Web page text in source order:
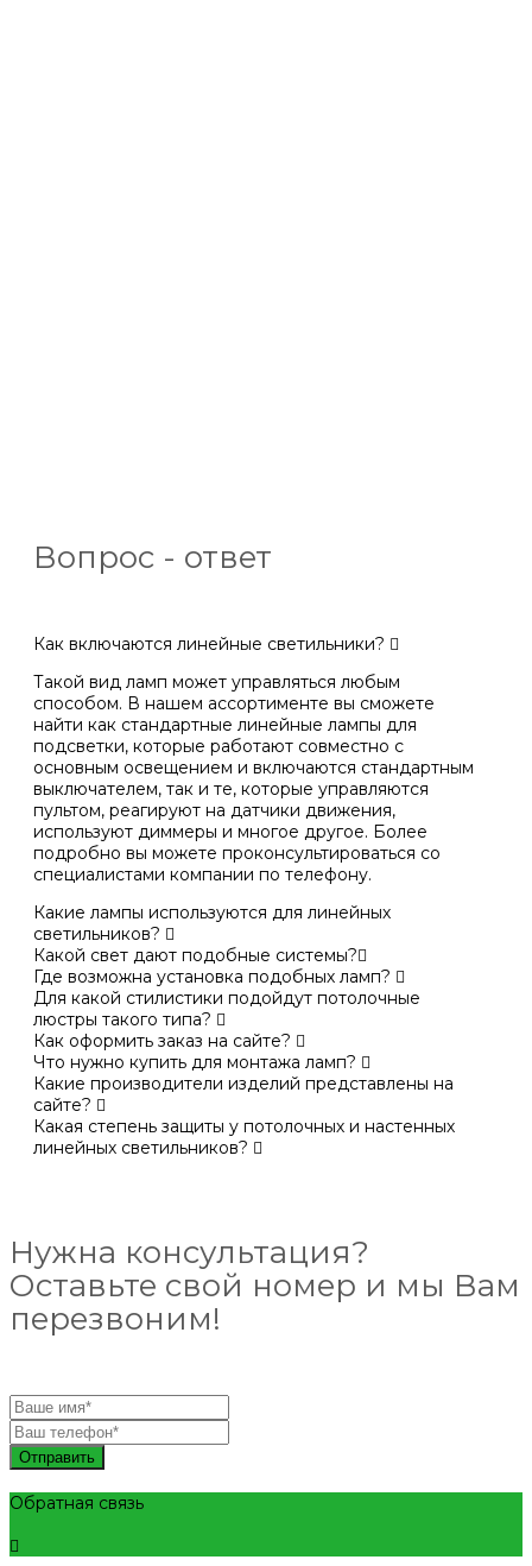
Вопрос - ответ
Как включаются линейные светильники?
Такой вид ламп может управляться любым
способом. В нашем ассортименте вы сможете
найти как стандартные линейные лампы для
подсветки, которые работают совместно с
основным освещением и включаются стандартным
выключателем, так и те, которые управляются
пультом, реагируют на датчики движения,
используют диммеры и многое другое. Более
подробно вы можете проконсультироваться со
специалистами компании по телефону.
Какие лампы используются для линейных
светильников?
Какой свет дают подобные системы?
Где возможна установка подобных ламп?
Для какой стилистики подойдут потолочные
люстры такого типа?
Как оформить заказ на сайте?
Что нужно купить для монтажа ламп?
Какие производители изделий представлены на
сайте?
Какая степень защиты у потолочных и настенных
линейных светильников?
Нужна консультация?
Оставьте свой номер и мы Вам
перезвоним!
Отправить
Обратная связь